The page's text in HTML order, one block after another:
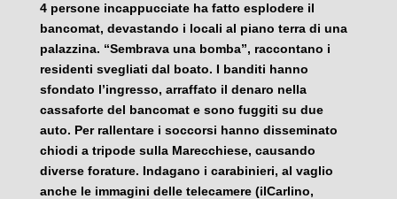
4 persone incappucciate ha fatto esplodere il
bancomat, devastando i locali al piano terra di una
palazzina. “Sembrava una bomba”, raccontano i
residenti svegliati dal boato. I banditi hanno
sfondato l’ingresso, arraffato il denaro nella
cassaforte del bancomat e sono fuggiti su due
auto. Per rallentare i soccorsi hanno disseminato
chiodi a tripode sulla Marecchiese, causando
diverse forature. Indagano i carabinieri, al vaglio
anche le immagini delle telecamere (ilCarlino,